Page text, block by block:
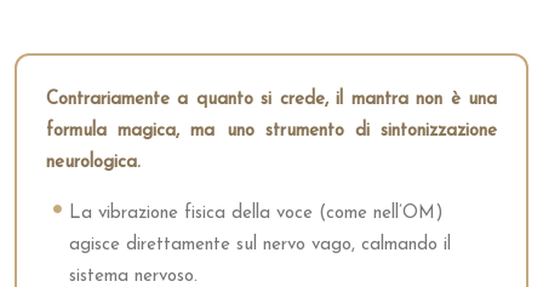
Contrariamente a quanto si crede, il mantra non è una
formula magica, ma uno strumento di sintonizzazione
neurologica.
La vibrazione fisica della voce (come nell’OM)
agisce direttamente sul nervo vago, calmando il
sistema nervoso.